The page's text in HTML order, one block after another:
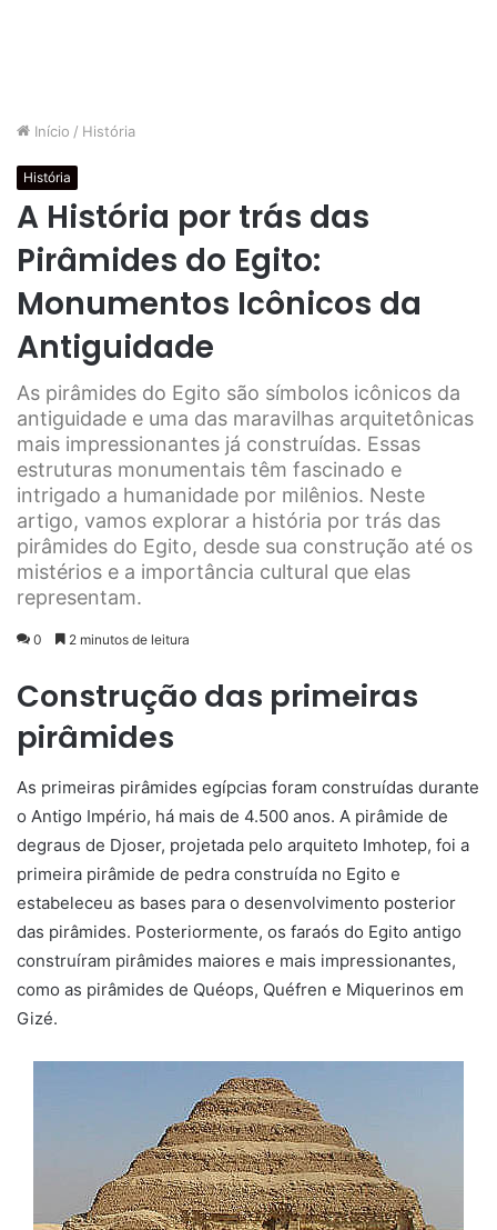
Início / História
História
A História por trás das
Pirâmides do Egito:
Monumentos Icônicos da
Antiguidade
As pirâmides do Egito são símbolos icônicos da
antiguidade e uma das maravilhas arquitetônicas
mais impressionantes já construídas. Essas
estruturas monumentais têm fascinado e
intrigado a humanidade por milênios. Neste
artigo, vamos explorar a história por trás das
pirâmides do Egito, desde sua construção até os
mistérios e a importância cultural que elas
representam.
0 2 minutos de leitura
Construção das primeiras
pirâmides
As primeiras pirâmides egípcias foram construídas durante
o Antigo Império, há mais de 4.500 anos. A pirâmide de
degraus de Djoser, projetada pelo arquiteto Imhotep, foi a
primeira pirâmide de pedra construída no Egito e
estabeleceu as bases para o desenvolvimento posterior
das pirâmides. Posteriormente, os faraós do Egito antigo
construíram pirâmides maiores e mais impressionantes,
como as pirâmides de Quéops, Quéfren e Miquerinos em
Gizé.